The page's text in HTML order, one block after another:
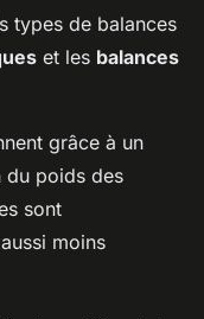
types de balances
et les balances
grâce à un
du poids des
sont
moins